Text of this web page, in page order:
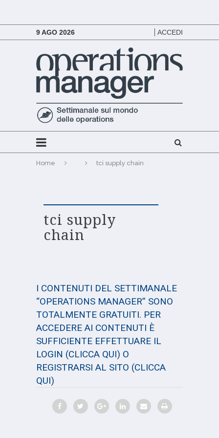
9 AGO 2026 ACCEDI
Home tci supply chain
tci supply
chain
I CONTENUTI DEL SETTIMANALE
“OPERATIONS MANAGER” SONO
TOTALMENTE GRATUITI. PER
ACCEDERE AI CONTENUTI È
SUFFICIENTE EFFETTUARE IL
LOGIN (CLICCA QUI) O
REGISTRARSI AL SITO (CLICCA
QUI)